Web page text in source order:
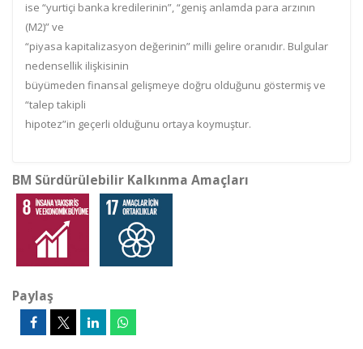
ise “yurtiçi banka kredilerinin”, “geniş anlamda para arzının
(M2)” ve
“piyasa kapitalizasyon değerinin” milli gelire oranıdır. Bulgular
nedensellik ilişkisinin
büyümeden finansal gelişmeye doğru olduğunu göstermiş ve
“talep takipli
hipotez”in geçerli olduğunu ortaya koymuştur.
BM Sürdürülebilir Kalkınma Amaçları
Paylaş